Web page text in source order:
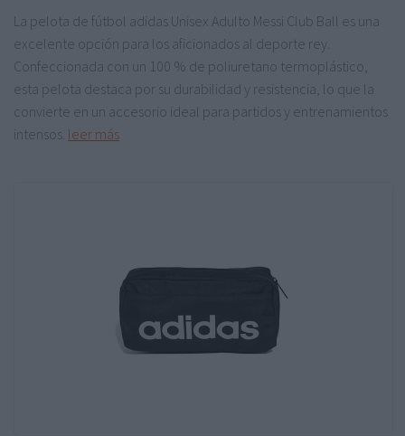
La pelota de fútbol adidas Unisex Adulto Messi Club Ball es una
excelente opción para los aficionados al deporte rey.
Confeccionada con un 100 % de poliuretano termoplástico,
esta pelota destaca por su durabilidad y resistencia, lo que la
convierte en un accesorio ideal para partidos y entrenamientos
intensos. leer más